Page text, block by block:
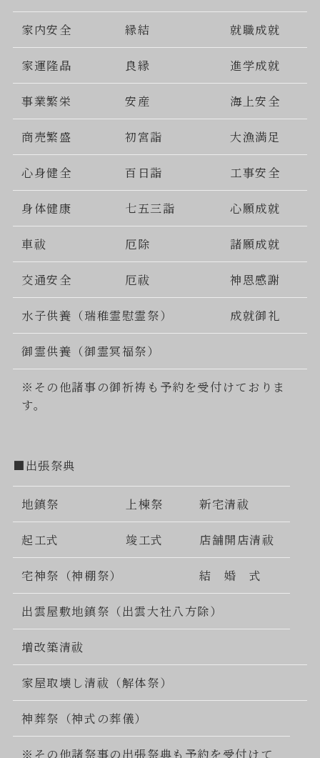
家内安全 縁結 就職成就
家運隆晶 良縁 進学成就
事業繁栄 安産 海上安全
商売繁盛 初宮詣 大漁満足
心身健全 百日詣 工事安全
身体健康 七五三詣 心願成就
車祓 厄除 諸願成就
交通安全 厄祓 神恩感謝
水子供養（瑞稚霊慰霊祭） 成就御礼
御霊供養（御霊冥福祭）
※その他諸事の御祈祷も予約を受付けておりま
す。
■出張祭典
地鎮祭 上棟祭 新宅清祓
起工式 竣工式 店舗開店清祓
宅神祭（神棚祭） 結 婚 式
出雲屋敷地鎮祭（出雲大社八方除）
増改築清祓
家屋取壊し清祓（解体祭）
神葬祭（神式の葬儀）
※その他諸祭事の出張祭典も予約を受付けて